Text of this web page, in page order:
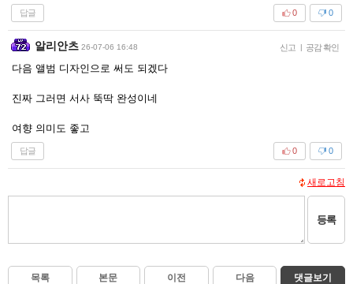
답글 0
0
알리안츠 26-07-06 16:48 신고 | 공감 확인
다음 앨범 디자인으로 써도 되겠다
진짜 그러면 서사 뚝딱 완성이네
여향 의미도 좋고
답글 0
0
새로고침
등록
목록 본문 이전 다음 댓글보기